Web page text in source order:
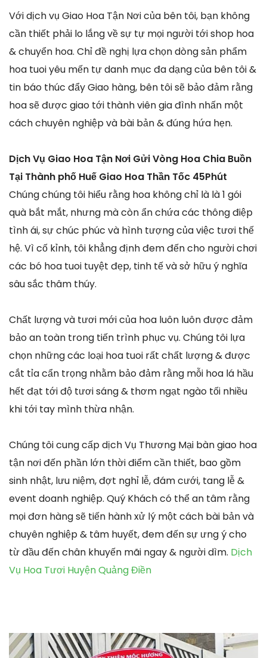
Với dịch vụ Giao Hoa Tận Nơi của bên tôi, bạn không
cần thiết phải lo lắng về sự tự mọi người tới shop hoa
& chuyển hoa. Chỉ đề nghị lựa chọn dòng sản phẩm
hoa tuoi yêu mến tự danh mục đa dạng của bên tôi &
tin báo thúc đẩy Giao hàng, bên tôi sẽ bảo đảm rằng
hoa sẽ được giao tới thành viên gia đình nhấn một
cách chuyên nghiệp và bài bản & đúng hứa hẹn.
Dịch Vụ Giao Hoa Tận Nơi Gửi Vòng Hoa Chia Buồn
Tại Thành phố Huế Giao Hoa Thần Tốc 45Phút
Chúng chúng tôi hiểu rằng hoa không chỉ là là 1 gói
quà bắt mắt, nhưng mà còn ẩn chứa các thông điệp
tình ái, sự chúc phúc và hình tượng của việc tươi thế
hệ. Vì cố kỉnh, tôi khẳng định đem đến cho người chơi
các bó hoa tuoi tuyệt đẹp, tinh tế và sở hữu ý nghĩa
sâu sắc thâm thúy.
Chất lượng và tươi mới của hoa luôn luôn được đảm
bảo an toàn trong tiến trình phục vụ. Chúng tôi lựa
chọn những các loại hoa tuoi rất chất lượng & được
cắt tỉa cẩn trọng nhằm bảo đảm rằng mỗi hoa lá hầu
hết đạt tới độ tươi sáng & thơm ngạt ngào tối nhiều
khi tới tay mình thừa nhận.
Chúng tôi cung cấp dịch Vụ Thương Mại bàn giao hoa
tận nơi đến phần lớn thời điểm cần thiết, bao gồm
sinh nhật, lưu niệm, đợt nghỉ lễ, đám cưới, tang lễ &
event doanh nghiệp. Quý Khách có thể an tâm rằng
mọi đơn hàng sẽ tiến hành xử lý một cách bài bản và
chuyên nghiệp & tâm huyết, đem đến sự ưng ý cho
từ đầu đến chân khuyến mãi ngay & người dìm. Dịch
Vụ Hoa Tươi Huyện Quảng Điền